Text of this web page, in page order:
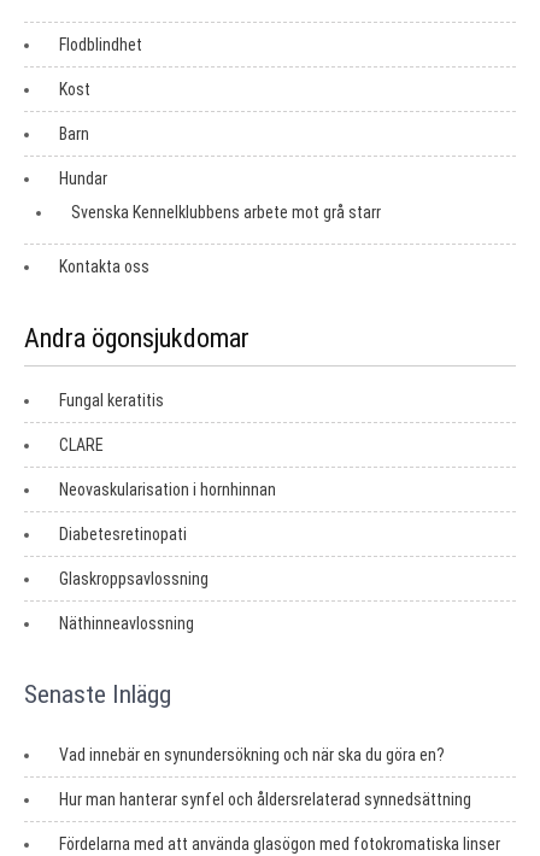
Flodblindhet
Kost
Barn
Hundar
Svenska Kennelklubbens arbete mot grå starr
Kontakta oss
Andra ögonsjukdomar
Fungal keratitis
CLARE
Neovaskularisation i hornhinnan
Diabetesretinopati
Glaskroppsavlossning
Näthinneavlossning
Senaste Inlägg
Vad innebär en synundersökning och när ska du göra en?
Hur man hanterar synfel och åldersrelaterad synnedsättning
Fördelarna med att använda glasögon med fotokromatiska linser